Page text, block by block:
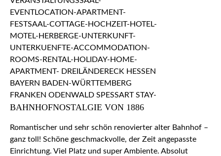
BAHNHOFNOSTALGIE VON 1886
Romantischer und sehr schön renovierter alter Bahnhof –
ganz toll! Schöne geschmackvolle, der Zeit angepasste
Einrichtung. Viel Platz und super Ambiente. Absolut